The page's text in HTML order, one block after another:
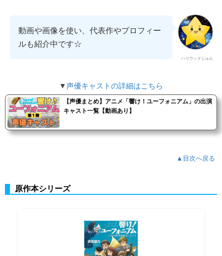
ハリウッドじゅん
動画や画像を使い、代表作やプロフィー
ルも紹介中です☆
▼声優キャストの詳細はこちら
【声優まとめ】アニメ「響け！ユーフォニアム」の出演
キャスト一覧【動画あり】
▲目次へ戻る
原作本シリーズ